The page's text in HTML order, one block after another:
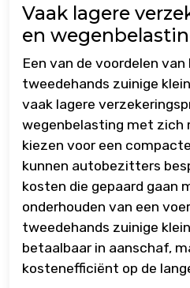
Vaak lagere
en
Een van de voordelen
tweedehands zuinige
vaak lagere
wegenbelasting met zich
kiezen voor een
kunnen autobezitters
kosten die gepaard gaan
onderhouden van een
tweedehands zuinige
betaalbaar in aanschaf,
kostenefficiënt op de